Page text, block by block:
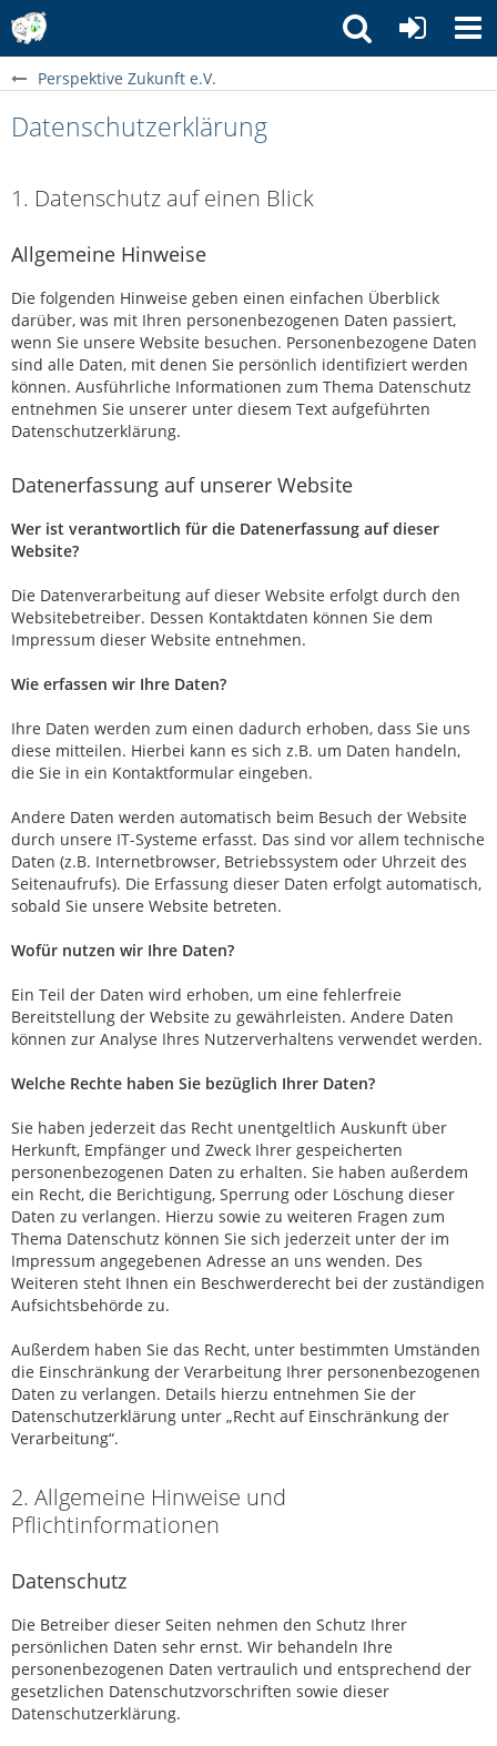
Perspektive Zukunft e.V.
Datenschutzerklärung
1. Datenschutz auf einen Blick
Allgemeine Hinweise
Die folgenden Hinweise geben einen einfachen Überblick
darüber, was mit Ihren personenbezogenen Daten passiert,
wenn Sie unsere Website besuchen. Personenbezogene Daten
sind alle Daten, mit denen Sie persönlich identifiziert werden
können. Ausführliche Informationen zum Thema Datenschutz
entnehmen Sie unserer unter diesem Text aufgeführten
Datenschutzerklärung.
Datenerfassung auf unserer Website
Wer ist verantwortlich für die Datenerfassung auf dieser
Website?
Die Datenverarbeitung auf dieser Website erfolgt durch den
Websitebetreiber. Dessen Kontaktdaten können Sie dem
Impressum dieser Website entnehmen.
Wie erfassen wir Ihre Daten?
Ihre Daten werden zum einen dadurch erhoben, dass Sie uns
diese mitteilen. Hierbei kann es sich z.B. um Daten handeln,
die Sie in ein Kontaktformular eingeben.
Andere Daten werden automatisch beim Besuch der Website
durch unsere IT-Systeme erfasst. Das sind vor allem technische
Daten (z.B. Internetbrowser, Betriebssystem oder Uhrzeit des
Seitenaufrufs). Die Erfassung dieser Daten erfolgt automatisch,
sobald Sie unsere Website betreten.
Wofür nutzen wir Ihre Daten?
Ein Teil der Daten wird erhoben, um eine fehlerfreie
Bereitstellung der Website zu gewährleisten. Andere Daten
können zur Analyse Ihres Nutzerverhaltens verwendet werden.
Welche Rechte haben Sie bezüglich Ihrer Daten?
Sie haben jederzeit das Recht unentgeltlich Auskunft über
Herkunft, Empfänger und Zweck Ihrer gespeicherten
personenbezogenen Daten zu erhalten. Sie haben außerdem
ein Recht, die Berichtigung, Sperrung oder Löschung dieser
Daten zu verlangen. Hierzu sowie zu weiteren Fragen zum
Thema Datenschutz können Sie sich jederzeit unter der im
Impressum angegebenen Adresse an uns wenden. Des
Weiteren steht Ihnen ein Beschwerderecht bei der zuständigen
Aufsichtsbehörde zu.
Außerdem haben Sie das Recht, unter bestimmten Umständen
die Einschränkung der Verarbeitung Ihrer personenbezogenen
Daten zu verlangen. Details hierzu entnehmen Sie der
Datenschutzerklärung unter „Recht auf Einschränkung der
Verarbeitung“.
2. Allgemeine Hinweise und
Pflichtinformationen
Datenschutz
Die Betreiber dieser Seiten nehmen den Schutz Ihrer
persönlichen Daten sehr ernst. Wir behandeln Ihre
personenbezogenen Daten vertraulich und entsprechend der
gesetzlichen Datenschutzvorschriften sowie dieser
Datenschutzerklärung.